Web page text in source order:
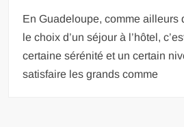
En Guadeloupe, comme ailleurs
le choix d’un séjour à l’hôtel,
certaine sérénité et un certain
satisfaire les grands comme